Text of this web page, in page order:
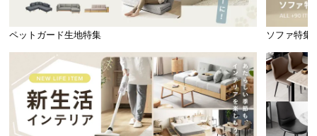
ペットガード生地特集 ソファ特集